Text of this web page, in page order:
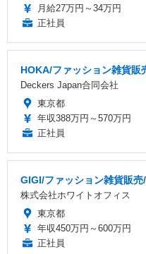
月給27万円～34万円
正社員
HOKA/ファッション雑貨販
Deckers Japan合同会社
東京都
年収388万円～570万円
正社員
GIGI/ファッション雑貨販
株式会社ホワイトオフィス
東京都
年収450万円～600万円
正社員